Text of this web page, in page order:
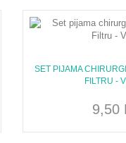
SET PIJAMA
FILTRU -
9,50